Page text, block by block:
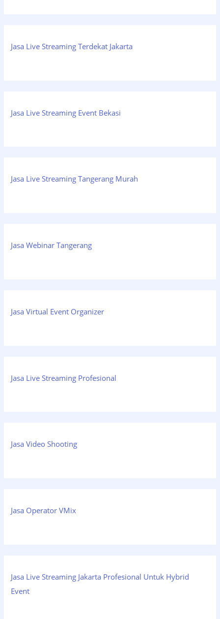
Jasa Live Streaming Terdekat Jakarta
Jasa Live Streaming Event Bekasi
Jasa Live Streaming Tangerang Murah
Jasa Webinar Tangerang
Jasa Virtual Event Organizer
Jasa Live Streaming Profesional
Jasa Video Shooting
Jasa Operator VMix
Jasa Live Streaming Jakarta Profesional Untuk Hybrid
Event